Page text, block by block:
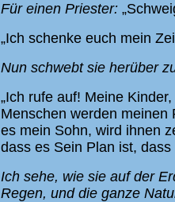
Für einen Priester:
„Ich schenke euch mein
Nun schwebt sie herüber
„Ich rufe auf! Meine
Menschen werden meinen
es mein Sohn, wird ihnen
dass es Sein Plan ist,
Ich sehe, wie sie auf der
Regen, und die ganze